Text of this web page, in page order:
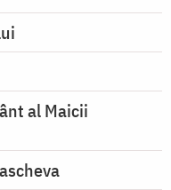
al Maicii